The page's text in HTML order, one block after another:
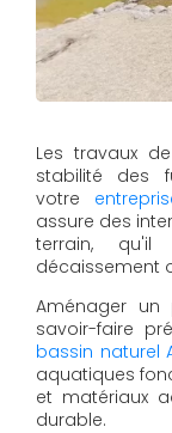
Les travaux
stabilité des
votre
assure des
terrain, qu'il
décaissement
Aménager un
savoir-faire
bassin naturel
aquatiques
et matériaux
durable.